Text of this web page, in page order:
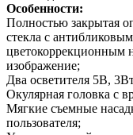
Особенности:
Полностью закрытая
стекла с
цветокоррекционным
изображение;
Два осветителя 5В,
Окулярная головка с
Мягкие съемные
пользователя;